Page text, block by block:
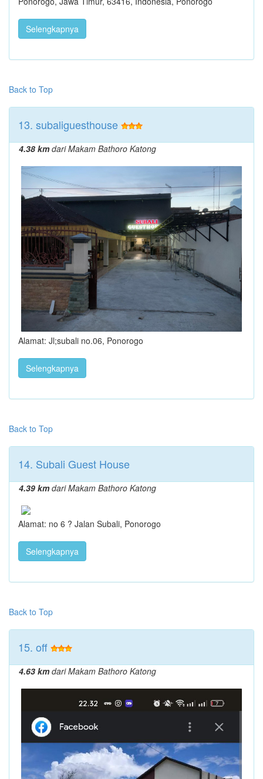
Selengkapnya
Back to Top
13. subaliguesthouse
4.38 kmdari Makam Bathoro Katong
Alamat: Jl;subali no.06, Ponorogo
Selengkapnya
Back to Top
14. Subali Guest House
4.39 kmdari Makam Bathoro Katong
Alamat: no 6 ? Jalan Subali, Ponorogo
Selengkapnya
Back to Top
15. off
4.63 kmdari Makam Bathoro Katong